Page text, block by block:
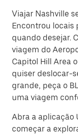
Viajar Nashville
Encontrou locais
quando desejar.
viagem do
Capitol Hill Area
quiser deslocar-
grande, peça o
uma viagem
Abra a aplicação
começar a